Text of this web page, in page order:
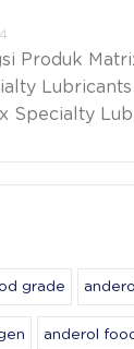
Produk
Specialty
grade
anderol